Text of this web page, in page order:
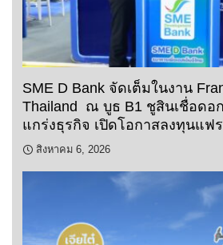
SME D Bank จัดเต็มในงาน
Thailand ณ บูธ B1 ชูสินเชื่อดอก
แกร่งธุรกิจ เปิดโอกาสลงทุนแ
สิงหาคม 6, 2026